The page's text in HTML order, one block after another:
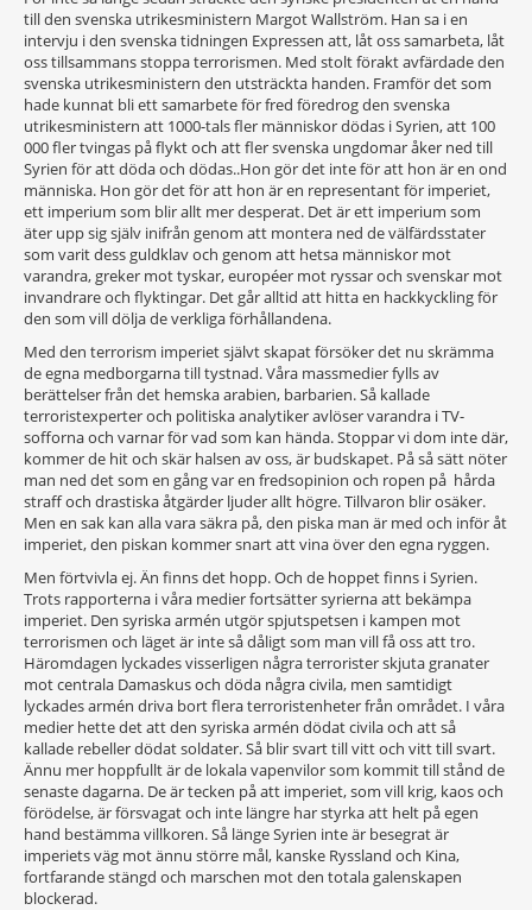
till den svenska utrikesministern Margot Wallström. Han sa i en
intervju i den svenska tidningen Expressen att, låt oss samarbeta, låt
oss tillsammans stoppa terrorismen. Med stolt förakt avfärdade den
svenska utrikesministern den utsträckta handen. Framför det som
hade kunnat bli ett samarbete för fred föredrog den svenska
utrikesministern att 1000-tals fler människor dödas i Syrien, att 100
000 fler tvingas på flykt och att fler svenska ungdomar åker ned till
Syrien för att döda och dödas..Hon gör det inte för att hon är en ond
människa. Hon gör det för att hon är en representant för imperiet,
ett imperium som blir allt mer desperat. Det är ett imperium som
äter upp sig själv inifrån genom att montera ned de välfärdsstater
som varit dess guldklav och genom att hetsa människor mot
varandra, greker mot tyskar, européer mot ryssar och svenskar mot
invandrare och flyktingar. Det går alltid att hitta en hackkyckling för
den som vill dölja de verkliga förhållandena.
Med den terrorism imperiet självt skapat försöker det nu skrämma
de egna medborgarna till tystnad. Våra massmedier fylls av
berättelser från det hemska arabien, barbarien. Så kallade
terroristexperter och politiska analytiker avlöser varandra i TV-
sofforna och varnar för vad som kan hända. Stoppar vi dom inte där,
kommer de hit och skär halsen av oss, är budskapet. På så sätt nöter
man ned det som en gång var en fredsopinion och ropen på hårda
straff och drastiska åtgärder ljuder allt högre. Tillvaron blir osäker.
Men en sak kan alla vara säkra på, den piska man är med och inför åt
imperiet, den piskan kommer snart att vina över den egna ryggen.
Men förtvivla ej. Än finns det hopp. Och de hoppet finns i Syrien.
Trots rapporterna i våra medier fortsätter syrierna att bekämpa
imperiet. Den syriska armén utgör spjutspetsen i kampen mot
terrorismen och läget är inte så dåligt som man vill få oss att tro.
Häromdagen lyckades visserligen några terrorister skjuta granater
mot centrala Damaskus och döda några civila, men samtidigt
lyckades armén driva bort flera terroristenheter från området. I våra
medier hette det att den syriska armén dödat civila och att så
kallade rebeller dödat soldater. Så blir svart till vitt och vitt till svart.
Ännu mer hoppfullt är de lokala vapenvilor som kommit till stånd de
senaste dagarna. De är tecken på att imperiet, som vill krig, kaos och
förödelse, är försvagat och inte längre har styrka att helt på egen
hand bestämma villkoren. Så länge Syrien inte är besegrat är
imperiets väg mot ännu större mål, kanske Ryssland och Kina,
fortfarande stängd och marschen mot den totala galenskapen
blockerad.